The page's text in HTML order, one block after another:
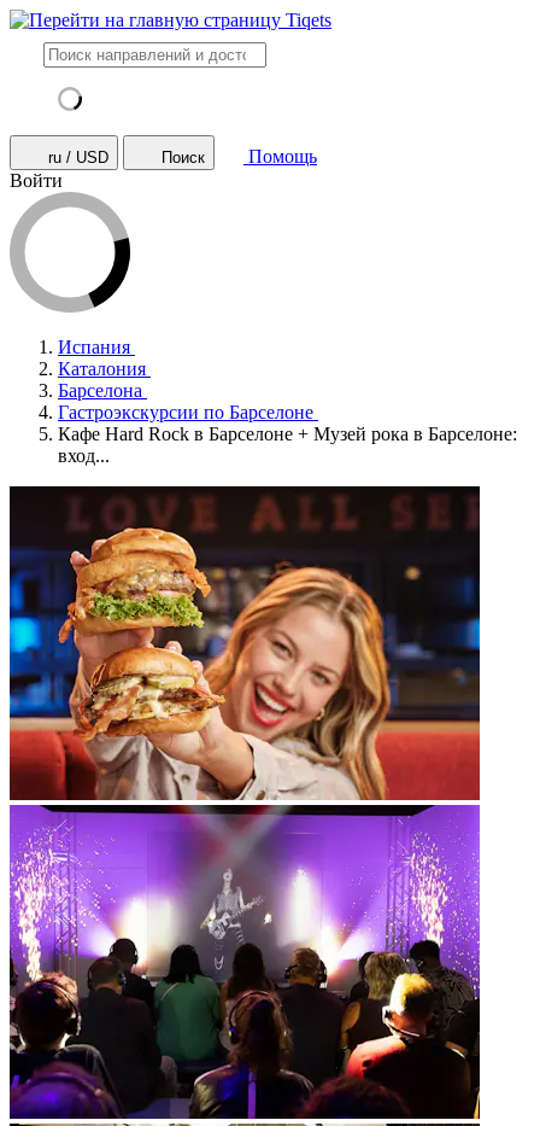
ru / USD Поиск
Помощь
Войти
Испания
Каталония
Барселона
Гастроэкскурсии по Барселоне
Кафе Hard Rock в Барселоне + Музей рока в Барселоне:
вход...